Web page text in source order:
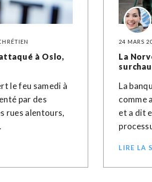
à Oslo,
le feu samedi à
par des
rues alentours,
24 MARS
La
La
comme
et a dit
LIRE LA